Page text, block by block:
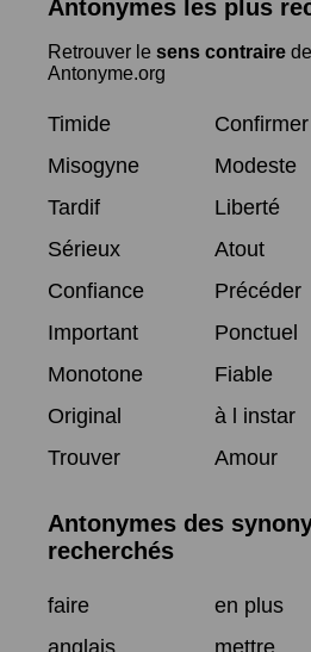
Antonymes les plus
Retrouver le sens contraire
Antonyme.org
Timide
Confirmer
Misogyne
Modeste
Tardif
Liberté
Sérieux
Atout
Confiance
Précéder
Important
Ponctuel
Monotone
Fiable
Original
à l instar
Trouver
Amour
Antonymes des
recherchés
faire
en plus
anglais
mettre